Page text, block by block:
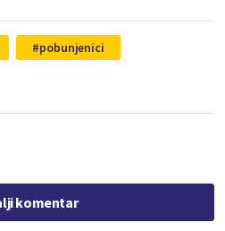
pobunjenici
komentar